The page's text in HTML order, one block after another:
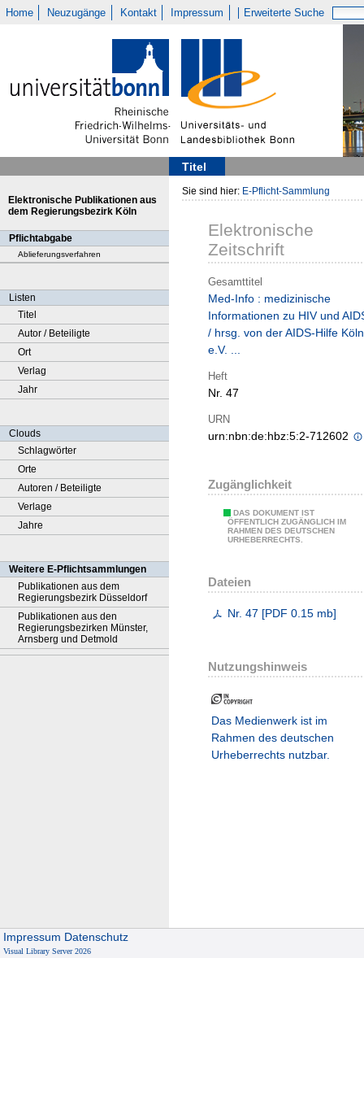
Home Neuzugänge Kontakt Impressum Erweiterte Suche
Titel
Elektronische Publikationen aus
dem Regierungsbezirk Köln
Pflichtabgabe
Ablieferungsverfahren
Listen
Titel
Autor / Beteiligte
Ort
Verlag
Jahr
Clouds
Schlagwörter
Orte
Autoren / Beteiligte
Verlage
Jahre
Weitere E-Pflichtsammlungen
Publikationen aus dem
Regierungsbezirk Düsseldorf
Publikationen aus den
Regierungsbezirken Münster,
Arnsberg und Detmold
Sie sind hier: E-Pflicht-Sammlung
Elektronische
Zeitschrift
Gesamttitel
Med-Info : medizinische
Informationen zu HIV und
/ hrsg. von der AIDS-Hilfe Köln
e.V. ...
Heft
Nr. 47
URN
urn:nbn:de:hbz:5:2-712602
Zugänglichkeit
DAS DOKUMENT IST
ÖFFENTLICH ZUGÄNGLICH IM
RAHMEN DES DEUTSCHEN
URHEBERRECHTS.
Dateien
Nr. 47 [PDF 0.15 mb]
Nutzungshinweis
Das Medienwerk ist im
Rahmen des deutschen
Urheberrechts nutzbar.
Impressum Datenschutz
Visual Library Server 2026